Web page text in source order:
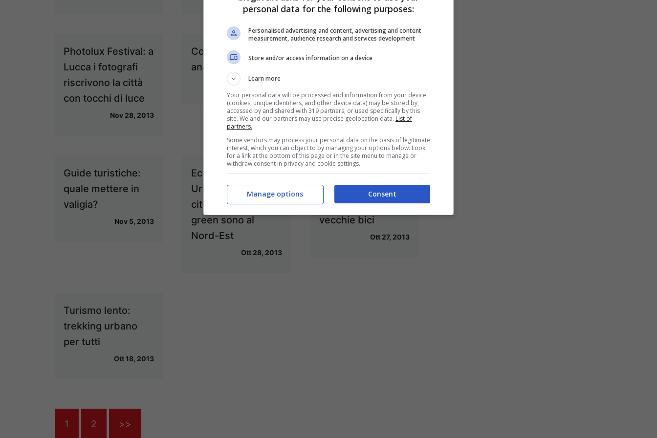
Photolux Festival: a
Lucca i fotografi
riscrivono la città
con tocchi di luce
Nov 28, 2013
Come fare di
anarchia virtù
Nov 18, 2013
Nov 15, 2013
Guide turistiche:
quale mettere in
valigia?
Nov 5, 2013
Ecosistema
Urbano 2013: le
città italiane più
green sono al
Nord-Est
Ott 28, 2013
Copenaghen
Wheel, la ruota che
rende elettriche le
vecchie bici
Ott 27, 2013
Turismo lento:
trekking urbano
per tutti
Ott 18, 2013
1 2 >>
personal data for the following purposes:
Personalised advertising and content, advertising and content
measurement, audience research and services development
Store and/or access information on a device
Learn more
Your personal data will be processed and information from your device
(cookies, unique identifiers, and other device data) may be stored by,
accessed by and shared with 319 partners, or used specifically by this
site. We and our partners may use precise geolocation data. List of
partners.
Some vendors may process your personal data on the basis of legitimate
interest, which you can object to by managing your options below. Look
for a link at the bottom of this page or in the site menu to manage or
withdraw consent in privacy and cookie settings.
Consent
Manage options